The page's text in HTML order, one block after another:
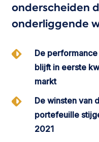
onderscheiden
onderliggende
De performance
blijft in eerste
markt
De winsten van
portefeuille
2021